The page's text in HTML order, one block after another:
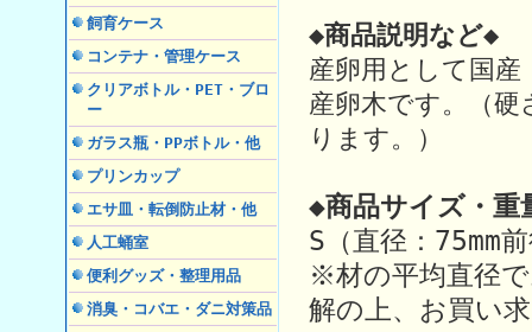
飼育ケース
コンテナ・管理ケース
クリアボトル・PET・ブロ
ー
ガラス瓶・PPボトル・他
プリンカップ
エサ皿・転倒防止材・他
人工蛹室
便利グッズ・整理用品
消臭・コバエ・ダニ対策品
◆商品説明など◆
産卵用として国
産卵木です。（
ります。）
◆商品サイズ・重
S（直径：75mm
※材の平均直径
解の上、お買い